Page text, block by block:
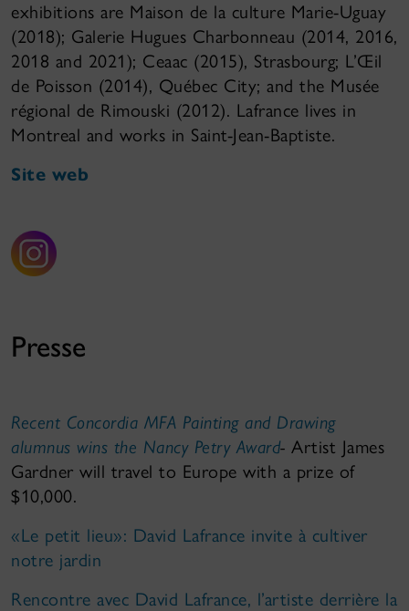
exhibitions are Maison de la culture Marie-Uguay
(2018); Galerie Hugues Charbonneau (2014, 2016,
2018 and 2021); Ceaac (2015), Strasbourg; L’Œil
de Poisson (2014), Québec City; and the Musée
régional de Rimouski (2012). Lafrance lives in
Montreal and works in Saint-Jean-Baptiste.
Site web
Presse
Recent Concordia MFA Painting and Drawing
alumnus wins the Nancy Petry Award- Artist James
Gardner will travel to Europe with a prize of
$10,000.
«Le petit lieu»: David Lafrance invite à cultiver
notre jardin
Rencontre avec David Lafrance, l’artiste derrière la